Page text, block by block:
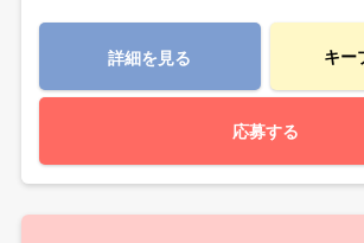
詳細を見る キー
応募する